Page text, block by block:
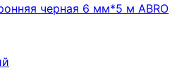
черная 6 мм*5 м ABRO